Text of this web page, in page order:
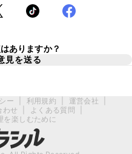
ありますか？
見を送る
ー 利用規約 運営会社
わせ
よくある質問
を楽しむために